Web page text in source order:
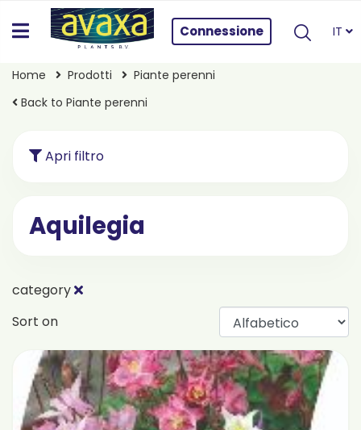
Connessione IT
Home Prodotti
Piante perenni
Back to Piante perenni
Apri filtro
Aquilegia
category
Sort on